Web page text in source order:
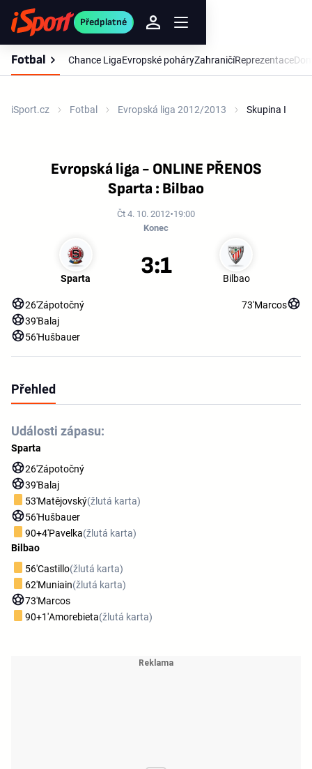
Předplatné
Fotbal Chance LigaEvropské poháryZahraničíReprezentace
iSport.cz Fotbal Evropská liga 2012/2013 Skupina I
Evropská liga - ONLINE PŘENOS
Sparta : Bilbao
Čt 4. 10. 2012 19:00
Konec
Sparta Bilbao
3:1
26'Zápotočný
39'Balaj
56'Hušbauer
73'Marcos
Přehled
Události zápasu:
Sparta
26'Zápotočný
39'Balaj
53'Matějovský(žlutá karta)
56'Hušbauer
90+4'Pavelka(žlutá karta)
Bilbao
56'Castillo(žlutá karta)
62'Muniain(žlutá karta)
73'Marcos
90+1'Amorebieta(žlutá karta)